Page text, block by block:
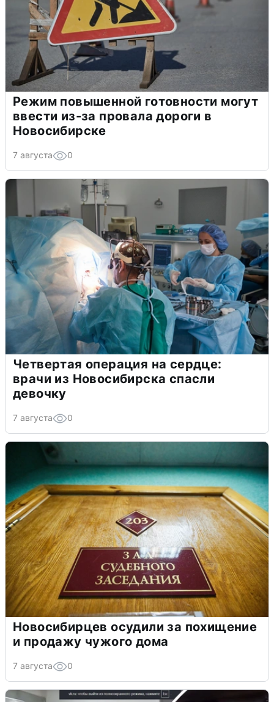
Режим повышенной готовности могут
ввести из-за провала дороги в
Новосибирске
7 августа 0
Четвертая операция на сердце:
врачи из Новосибирска спасли
девочку
7 августа 0
Новосибирцев осудили за похищение
и продажу чужого дома
7 августа 0